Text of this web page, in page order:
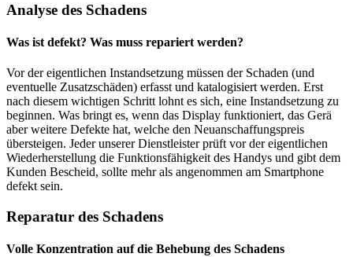
Analyse des Schadens
Was ist defekt? Was muss repariert werden?
Vor der eigentlichen Instandsetzung müssen der Schaden (und
eventuelle Zusatzschäden) erfasst und katalogisiert werden. Erst
nach diesem wichtigen Schritt lohnt es sich, eine Instandsetzung zu
beginnen. Was bringt es, wenn das Display funktioniert, das Gerä
aber weitere Defekte hat, welche den Neuanschaffungspreis
übersteigen. Jeder unserer Dienstleister prüft vor der eigentlichen
Wiederherstellung die Funktionsfähigkeit des Handys und gibt dem
Kunden Bescheid, sollte mehr als angenommen am Smartphone
defekt sein.
Reparatur des Schadens
Volle Konzentration auf die Behebung des Schadens